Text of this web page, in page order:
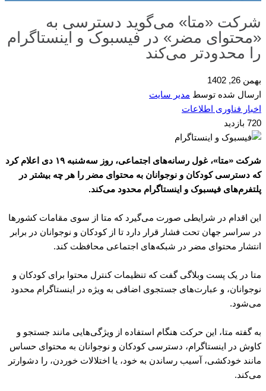
شرکت «متا» می‌گوید دسترسی به
«محتوای مضر» در فیسبوک و اینستاگرام
را محدودتر می‌کند
بهمن 26, 1402
ارسال شده توسط مدیر سایت
اخبار فناوری اطلاعات
720 بازدید
شرکت «متا»، غول رسانه‌های اجتماعی، روز سه‌شنبه ۱۹ دی اعلام کرد
که دسترسی کودکان و نوجوانان به محتوای مضر را هر چه بیشتر در
پلتفرم‌های فیسبوک و اینستاگرام محدود می‌کند.
این اقدام در شرایطی صورت می‌گیرد که متا از سوی مقامات کشورها
در سراسر جهان تحت فشار قرار دارد تا از کودکان و نوجوانان در برابر
انتشار محتوای مضر در شبکه‌های اجتماعی محافظت کند.
متا در یک پست وبلاگی گفت که تنظیمات کنترل محتوا برای کودکان و
نوجوانان، و عبارت‌های جستجوی اضافی به ویژه در اینستاگرام محدود
می‌شود.
به گفته متا، این حرکت هنگام استفاده از ویژگی‌هایی مانند جستجو و
کاوش در اینستاگرام، دسترسی کودکان و نوجوانان به محتوای حساس
مانند خودکشی، آسیب رساندن به خود، یا اختلالات خوردن، را دشوارتر
می‌کند.